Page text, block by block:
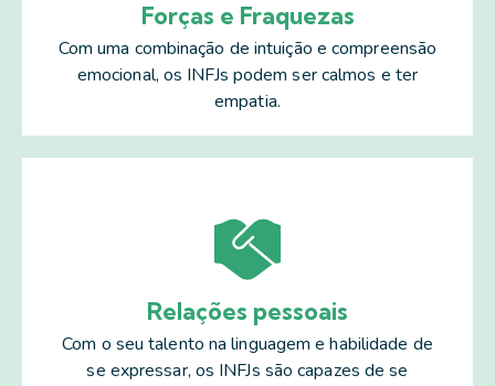
Forças e Fraquezas
Com uma combinação de intuição e compreensão
emocional, os INFJs podem ser calmos e ter
empatia.
Relações pessoais
Com o seu talento na linguagem e habilidade de
se expressar, os INFJs são capazes de se